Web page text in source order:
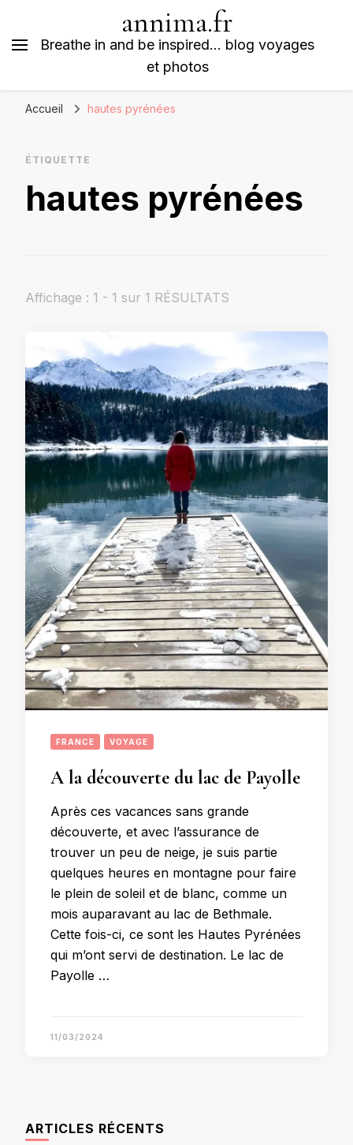
annima.fr
Breathe in and be inspired… blog voyages
et photos
Accueil hautes pyrénées
ÉTIQUETTE
hautes pyrénées
Affichage : 1 - 1 sur 1 RÉSULTATS
FRANCE VOYAGE
A la découverte du lac de Payolle
Après ces vacances sans grande
découverte, et avec l’assurance de
trouver un peu de neige, je suis partie
quelques heures en montagne pour faire
le plein de soleil et de blanc, comme un
mois auparavant au lac de Bethmale.
Cette fois-ci, ce sont les Hautes Pyrénées
qui m’ont servi de destination. Le lac de
Payolle …
11/03/2024
ARTICLES RÉCENTS